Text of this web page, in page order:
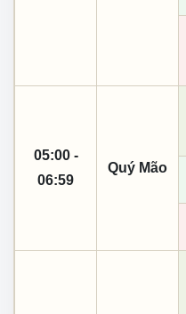
05:00 -
06:59
Quý Mão